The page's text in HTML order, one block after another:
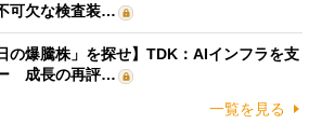
可欠な検査装…
の爆騰株」を探せ】TDK：AIインフラを支
成長の再評…
一覧を見る